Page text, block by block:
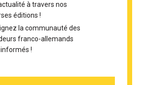
à travers nos
éditions !
la communauté des
franco-allemands
informés !